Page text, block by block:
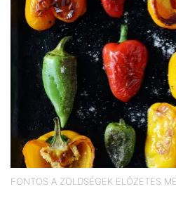
FONTOS A ZÖLDSÉGEK ELŐZETES